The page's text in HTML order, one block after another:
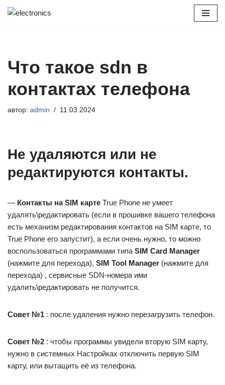
Что такое sdn в
контактах телефона
автор: admin 11.03.2024
Не удаляются или не
редактируются контакты.
— Контакты на SIM карте True Phone не умеет
удалять\редактировать (если в прошивке вашего телефона
есть механизм редактирования контактов на SIM карте, то
True Phone его запустит), а если очень нужно, то можно
воспользоваться программами типа SIM Card Manager
(нажмите для перехода), SIM Tool Manager (нажмите для
перехода) , сервисные SDN-номера ими
удалить\редактировать не получится.
Совет №1 : после удаления нужно перезагрузить телефон.
Совет №2 : чтобы программы увидели вторую SIM карту,
нужно в системных Настройках отключить первую SIM
карту, или вытащить её из телефона.